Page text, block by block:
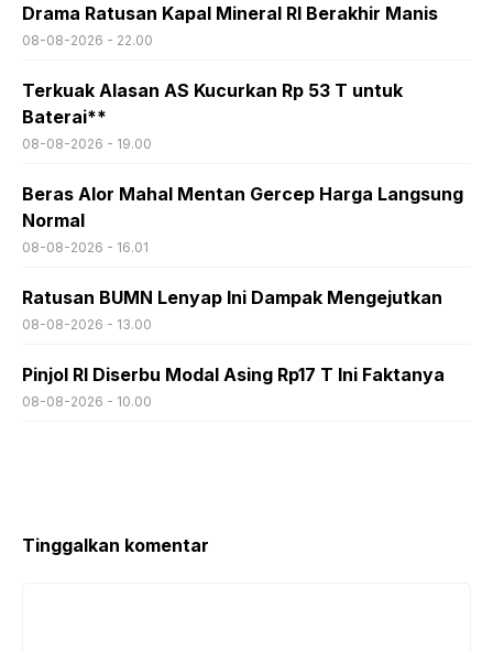
Drama Ratusan Kapal Mineral RI Berakhir Manis
08-08-2026 - 22.00
Terkuak Alasan AS Kucurkan Rp 53 T untuk
Baterai**
08-08-2026 - 19.00
Beras Alor Mahal Mentan Gercep Harga Langsung
Normal
08-08-2026 - 16.01
Ratusan BUMN Lenyap Ini Dampak Mengejutkan
08-08-2026 - 13.00
Pinjol RI Diserbu Modal Asing Rp17 T Ini Faktanya
08-08-2026 - 10.00
Tinggalkan komentar